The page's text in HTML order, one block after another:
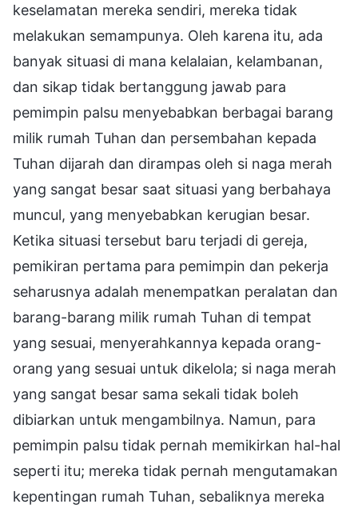
keselamatan mereka sendiri, mereka tidak
melakukan semampunya. Oleh karena itu, ada
banyak situasi di mana kelalaian, kelambanan,
dan sikap tidak bertanggung jawab para
pemimpin palsu menyebabkan berbagai barang
milik rumah Tuhan dan persembahan kepada
Tuhan dijarah dan dirampas oleh si naga merah
yang sangat besar saat situasi yang berbahaya
muncul, yang menyebabkan kerugian besar.
Ketika situasi tersebut baru terjadi di gereja,
pemikiran pertama para pemimpin dan pekerja
seharusnya adalah menempatkan peralatan dan
barang-barang milik rumah Tuhan di tempat
yang sesuai, menyerahkannya kepada orang-
orang yang sesuai untuk dikelola; si naga merah
yang sangat besar sama sekali tidak boleh
dibiarkan untuk mengambilnya. Namun, para
pemimpin palsu tidak pernah memikirkan hal-hal
seperti itu; mereka tidak pernah mengutamakan
kepentingan rumah Tuhan, sebaliknya mereka